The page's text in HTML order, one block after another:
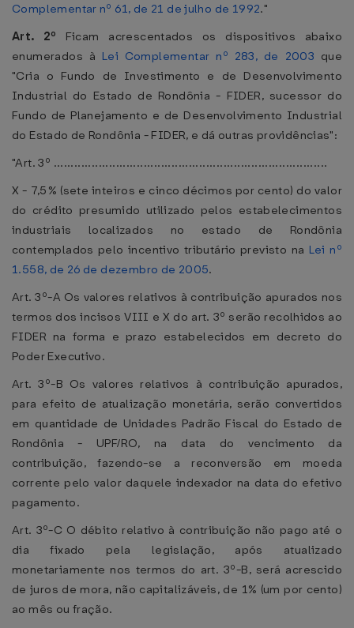
Complementar nº 61, de 21 de julho de 1992."
Art. 2º Ficam acrescentados os dispositivos abaixo
enumerados à Lei Complementar nº 283, de 2003 que
"Cria o Fundo de Investimento e de Desenvolvimento
Industrial do Estado de Rondônia - FIDER, sucessor do
Fundo de Planejamento e de Desenvolvimento Industrial
do Estado de Rondônia - FIDER, e dá outras providências":
"Art. 3º ...............................................................................
X - 7,5% (sete inteiros e cinco décimos por cento) do valor
do crédito presumido utilizado pelos estabelecimentos
industriais localizados no estado de Rondônia
contemplados pelo incentivo tributário previsto na Lei nº
1.558, de 26 de dezembro de 2005.
Art. 3º-A Os valores relativos à contribuição apurados nos
termos dos incisos VIII e X do art. 3º serão recolhidos ao
FIDER na forma e prazo estabelecidos em decreto do
Poder Executivo.
Art. 3º-B Os valores relativos à contribuição apurados,
para efeito de atualização monetária, serão convertidos
em quantidade de Unidades Padrão Fiscal do Estado de
Rondônia - UPF/RO, na data do vencimento da
contribuição, fazendo-se a reconversão em moeda
corrente pelo valor daquele indexador na data do efetivo
pagamento.
Art. 3º-C O débito relativo à contribuição não pago até o
dia fixado pela legislação, após atualizado
monetariamente nos termos do art. 3º-B, será acrescido
de juros de mora, não capitalizáveis, de 1% (um por cento)
ao mês ou fração.